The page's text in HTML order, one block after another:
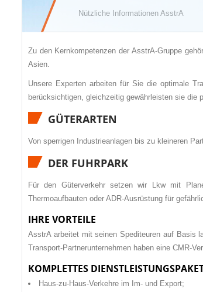
Nützliche Informationen AsstrA
Zu den Kernkompetenzen der AsstrA-Gruppe
Asien.
Unsere Experten arbeiten für Sie die optimale
berücksichtigen, gleichzeitig gewährleisten sie die
GÜTERARTEN
Von sperrigen Industrieanlagen bis zu kleineren
DER FUHRPARK
Für den Güterverkehr setzen wir Lkw mit
Thermoaufbauten oder ADR-Ausrüstung für
IHRE VORTEILE
AsstrA arbeitet mit seinen Spediteuren auf Basis
Transport-Partnerunternehmen haben eine CMR-
KOMPLETTES
Haus-zu-Haus-Verkehre im Im- und Export;